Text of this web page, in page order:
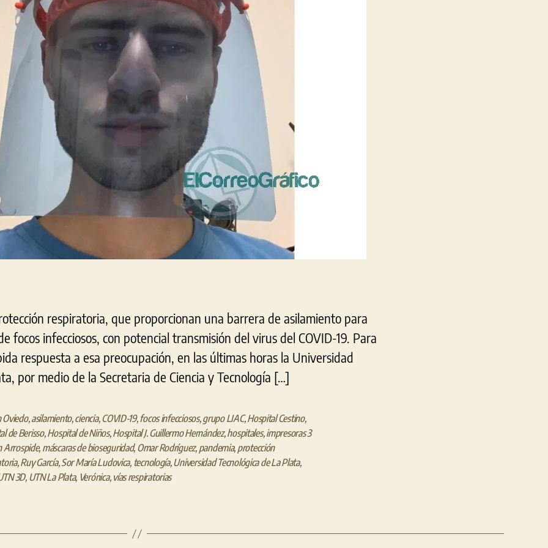
respiratoria, que proporcionan una barrera de asilamiento para
focos infecciosos, con potencial transmisión del virus del COVID-19. Para
respuesta a esa preocupación, en las últimas horas la Universidad
por medio de la Secretaria de Ciencia y Tecnología […]
,asilamiento,ciencia,COVID-19,focos infecciosos,grupo LIAC,Hospital Cestino,
de Berisso,Hospital de Niños,Hospital J. Guillermo Hernández,hospitales,impresoras 3
Arrospide, máscaras de bioseguridad, Omar Rodríguez, pandemia, protección
,Ruy García,Sor María Ludovica, tecnología, Universidad Tecnológica de La Plata,
3D, UTN La Plata, Verónica, vías respiratorias